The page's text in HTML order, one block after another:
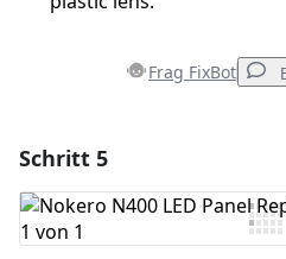
Frag FixBot
Kommentar hinzufügen
Schritt 5